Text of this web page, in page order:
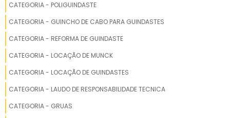
GUINDASTE AMERICAN
GUINDASTE XCMG QY70K PARA ALUGAR
GUINDASTE DE TORRE
CATEGORIA - POLIGUINDASTE
CATEGORIA - GUINCHO DE CABO PARA GUINDASTES
CATEGORIA - REFORMA DE GUINDASTE
CATEGORIA - LOCAÇÃO DE MUNCK
CATEGORIA - LOCAÇÃO DE GUINDASTES
CATEGORIA - LAUDO DE RESPONSABILIDADE TECNICA
CATEGORIA - GRUAS